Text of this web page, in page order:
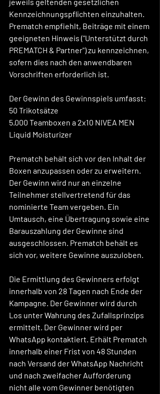
Kennzeichnungspflichten einzuhalten.
Prematch empfiehlt, Beiträge mit einem
geeigneten Hinweis ("Unterstützt durch
PREMATCH & Partner") zu kennzeichnen,
sofern dies nach den anwendbaren
Vorschriften erforderlich ist.
Der Gewinn des Gewinnspiels umfasst:
50 Trikotsätze
5.000 Teamboxen a 2x10 NIVEA MEN
Liquid Moisturizer
Prematch behält sich vor den Inhalt der
Boxen anzupassen oder zu erweitern.
Der Gewinn wird nur an einzelne
Teilnehmer stellvertretend für das
nominierte Team vergeben. Ein
Umtausch, eine Übertragung sowie eine
Barauszahlung der Gewinne sind
ausgeschlossen. Prematch behält es
sich vor, weitere Gewinne auszuloben.
Die Ermittlung des Gewinners erfolgt
innerhalb von 28 Tagen nach Ende der
Kampagne. Der Gewinner wird durch
Los unter Wahrung des Zufallsprinzips
ermittelt. Der Gewinner wird per
WhatsApp kontaktiert. Erhält Prematch
innerhalb einer Frist von 48 Stunden
nach Versand der WhatsApp Nachricht
und nach zweifacher Aufforderung
nicht alle vom Gewinner benötigten